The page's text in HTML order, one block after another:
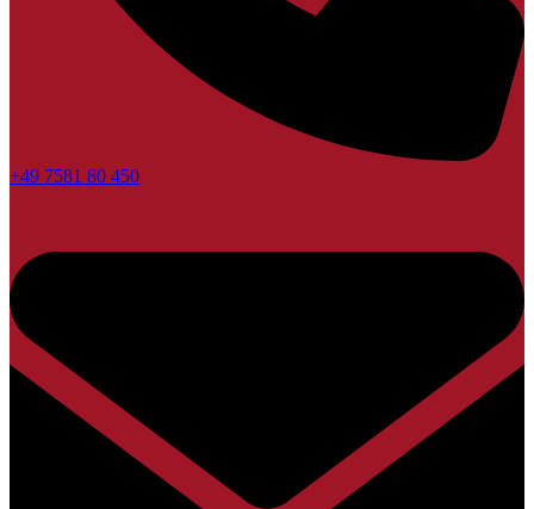
+49 7581 80 450